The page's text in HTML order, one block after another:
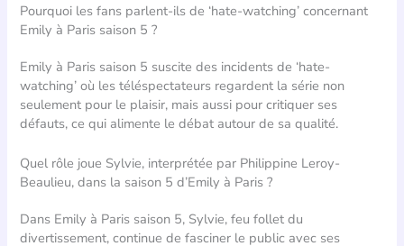
Pourquoi les fans parlent-ils de ‘hate-watching’ concernant
Emily à Paris saison 5 ?
Emily à Paris saison 5 suscite des incidents de ‘hate-
watching’ où les téléspectateurs regardent la série non
seulement pour le plaisir, mais aussi pour critiquer ses
défauts, ce qui alimente le débat autour de sa qualité.
Quel rôle joue Sylvie, interprétée par Philippine Leroy-
Beaulieu, dans la saison 5 d’Emily à Paris ?
Dans Emily à Paris saison 5, Sylvie, feu follet du
divertissement, continue de fasciner le public avec ses